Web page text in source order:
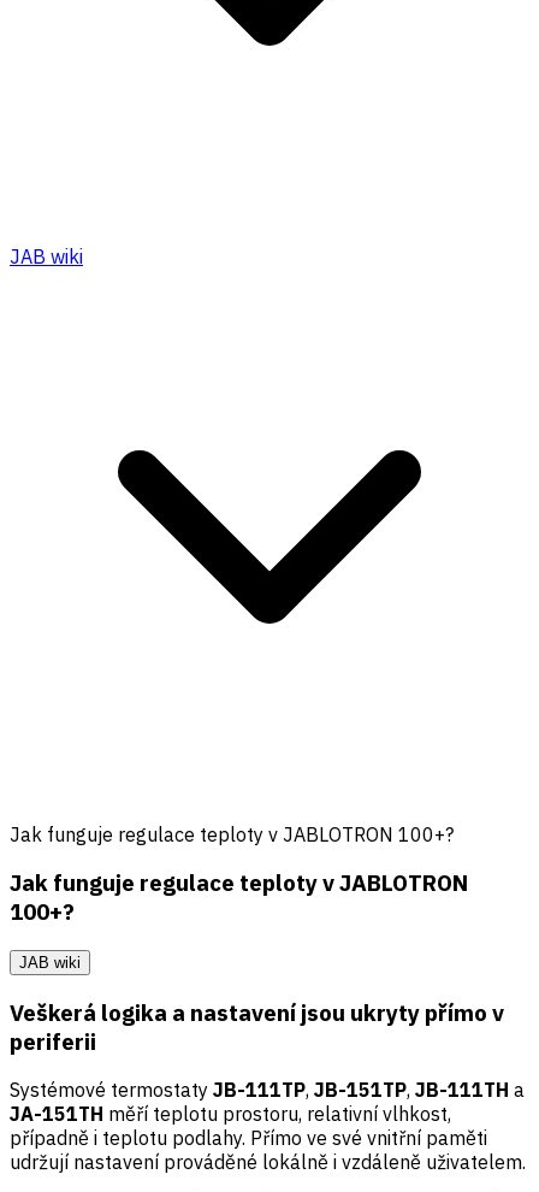
JAB wiki
Jak funguje regulace teploty v JABLOTRON 100+?
Jak funguje regulace teploty v JABLOTRON
100+?
JAB wiki
Veškerá logika a nastavení jsou ukryty přímo v
periferii
Systémové termostaty JB-111TP, JB-151TP, JB-111TH a
JA-151TH měří teplotu prostoru, relativní vlhkost,
případně i teplotu podlahy. Přímo ve své vnitřní paměti
udržují nastavení prováděné lokálně i vzdáleně uživatelem.